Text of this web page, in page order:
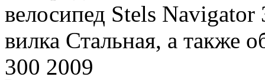
велосипед Stels
вилка Стальная, а также
300 2009